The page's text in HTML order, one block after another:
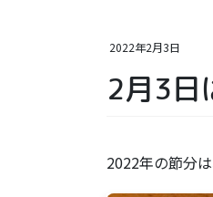
2022年2月3日
2月3日
2022年の節分